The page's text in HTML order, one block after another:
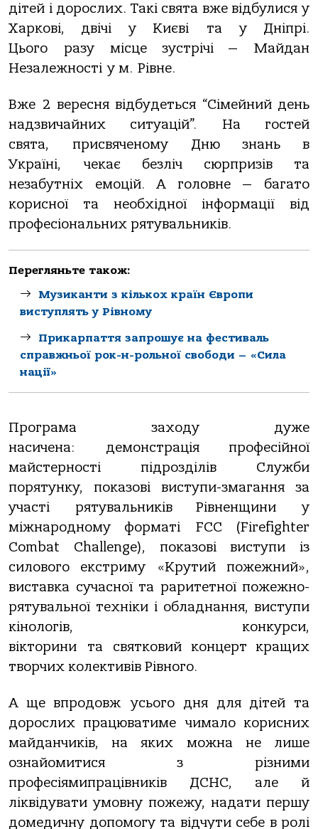
дітей і дорослих. Такі свята вже відбулися у
Харкові, двічі у Києві та у Дніпрі.
Цього разумісце зустрічі —Майдан
Незалежностіу м. Рівне.
Вже 2 вересня відбудеться “Сімейний день
надзвичайних ситуацій”. На гостей
свята, присвяченому Дню знань в
Україні, чекає безліч сюрпризів та
незабутніх емоцій. А головне — багато
корисної та необхідної інформації від
професіональних рятувальників.
Перегляньте також:
Музиканти з кількох країн Європи
виступлять у Рівному
Прикарпаття запрошує на фестиваль
справжньої рок-н-рольної свободи – «Сила
нації»
Програма заходу дуже
насичена:
демонстрація професійної
майстерності підрозділів Служби
порятунку, показові виступи-змагання за
участі рятувальників Рівненщиниу
міжнародному форматі FCC (Firefighter
Combat Challenge), показові виступи із
силового екстриму «Крутий пожежний»,
виставка сучасної та раритетної пожежно-
рятувальної техніки і обладнання, виступи
кінологів, конкурси,
вікторини тасвятковий концерт кращих
творчих колективів Рівного.
А ще впродовжусього дня для дітей та
дорослих працюватиме чимало корисних
майданчиків, на яких можна не лише
ознайомитися з різними
професіямипрацівників ДСНС, але й
ліквідувати умовну пожежу, надати першу
домедичну допомогу та відчути себе в ролі